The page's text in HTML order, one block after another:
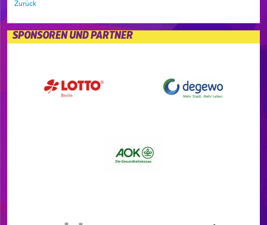
Zurück
SPONSOREN UND PARTNER